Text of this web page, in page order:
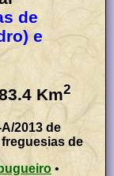
de
Km2
2013 de
de
•